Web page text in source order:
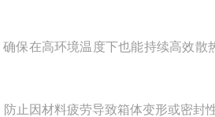
保在高环境温度下也能持续高效散
止因材料疲劳导致箱体变形或密封